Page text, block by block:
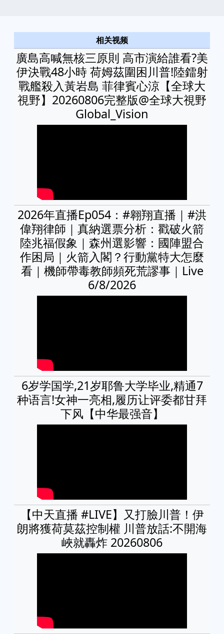
相关视频
廣島高喊無核三原則 高市演給誰看?美
伊決戰48小時 荷姆茲圍困川普!陸鐳射
戰艦殺入黃岩島 菲律賓心涼【全球大
視野】20260806完整版‪@全球大視野
Global_Vision
2026年直播Ep054：#翱翔直播｜#洪
偉翔律師｜真納選票分析：戳破火箭
陸兆福假象｜森州選影響：國陣盟合
作困局｜火箭入閣？行動黨特大怎麼
看｜機師帶毒教師頻死荒謬事｜Live
6/8/2026
6岁学国学,21岁耶鲁大学毕业,精通7
种语言!女神一亮相,履历让评委都甘拜
下风【中华最强音】
【中天直播 #LIVE】又打臉川普！伊
朗將獲荷莫茲控制權 川普放話:不開海
峽就轟炸 20260806